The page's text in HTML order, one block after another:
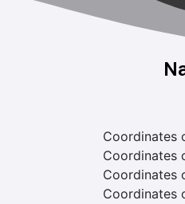
Coordinates
Coordinates
Coordinates
Coordinates